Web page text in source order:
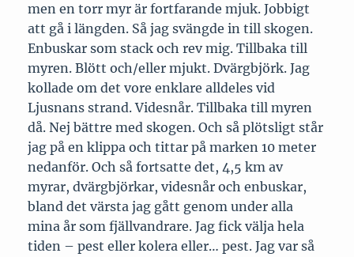
men en torr myr är fortfarande mjuk. Jobbigt
att gå i längden. Så jag svängde in till skogen.
Enbuskar som stack och rev mig. Tillbaka till
myren. Blött och/eller mjukt. Dvärgbjörk. Jag
kollade om det vore enklare alldeles vid
Ljusnans strand. Videsnår. Tillbaka till myren
då. Nej bättre med skogen. Och så plötsligt står
jag på en klippa och tittar på marken 10 meter
nedanför. Och så fortsatte det, 4,5 km av
myrar, dvärgbjörkar, videsnår och enbuskar,
bland det värsta jag gått genom under alla
mina år som fjällvandrare. Jag fick välja hela
tiden – pest eller kolera eller… pest. Jag var så